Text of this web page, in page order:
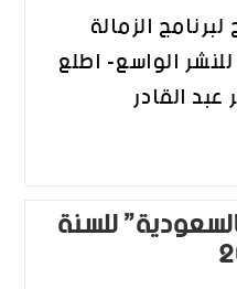
الزمالة
الواسع- اطلع
القادر
للسنة